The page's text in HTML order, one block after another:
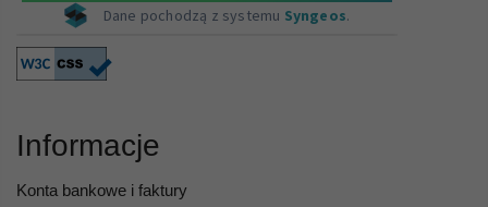
Informacje
Konta bankowe i faktury